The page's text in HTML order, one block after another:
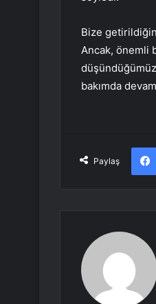
Bize
Ancak, önemli
bakımda
Paylaş